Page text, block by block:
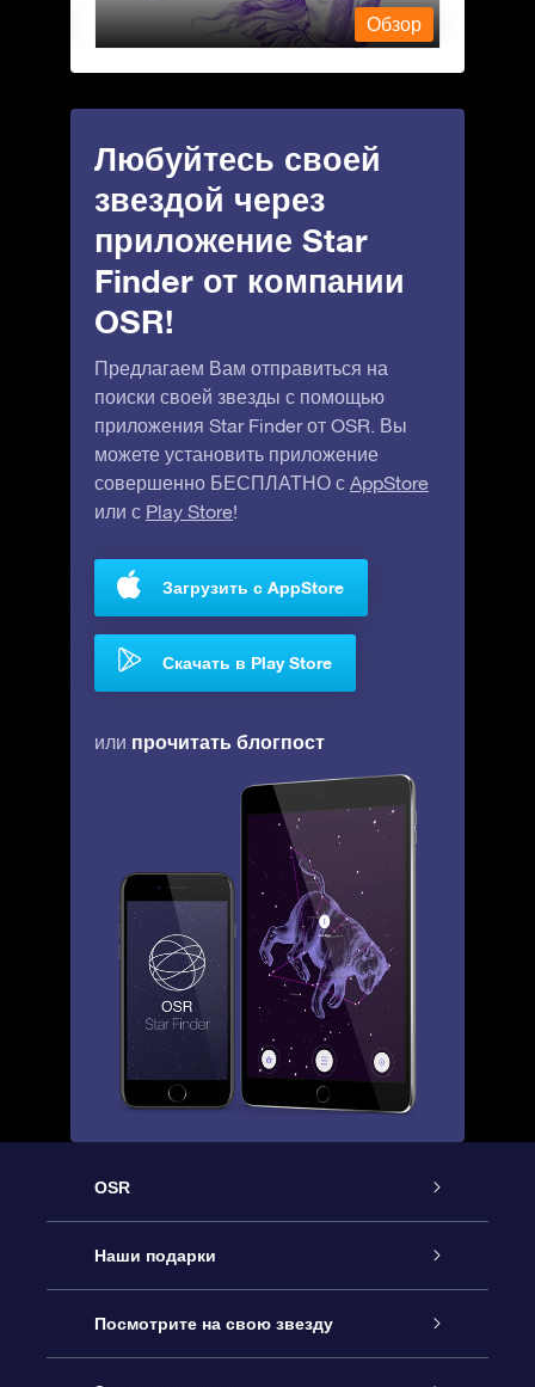
Обзор
Любуйтесь своей
звездой через
приложение Star
Finder от компании
OSR!
Предлагаем Вам отправиться на
поиски своей звезды с помощью
приложения Star Finder от OSR. Вы
можете установить приложение
совершенно БЕСПЛАТНО с AppStore
или с Play Store!
Загрузить с AppStore
Скачать в Play Store
или прочитать блогпост
OSR
Обслуживание
Как с нами связаться
Наши подарки
Онлайн подарок Online Star Gift
Посмотрите на свою звезду